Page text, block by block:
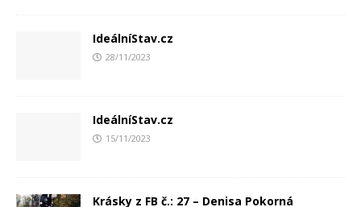
IdeálníStav.cz
28/11/2023
IdeálníStav.cz
15/11/2023
Krásky z FB č.: 27 – Denisa Pokorná